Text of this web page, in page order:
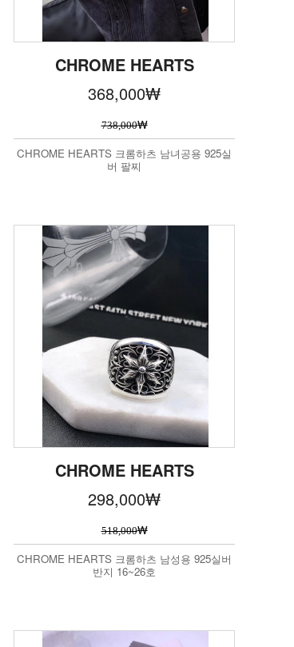
CHROME HEARTS
368,000₩
738,000₩
CHROME HEARTS 크롬하츠 남녀공용 925실
버 팔찌
CHROME HEARTS
298,000₩
518,000₩
CHROME HEARTS 크롬하츠 남성용 925실버
반지 16~26호